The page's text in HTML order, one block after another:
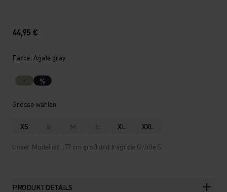
44,95 €
Farbe: Agate gray
%
Grösse wählen
XS S M L XL XXL
Unser Model ist 177 cm groß und trägt die Größe S.
PRODUKTDETAILS